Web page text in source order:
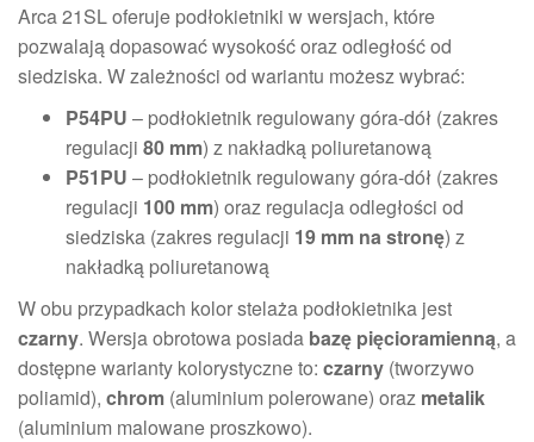
Arca 21SL oferuje podłokietniki w wersjach, które
pozwalają dopasować wysokość oraz odległość od
siedziska. W zależności od wariantu możesz wybrać:
P54PU – podłokietnik regulowany góra-dół (zakres
regulacji 80 mm) z nakładką poliuretanową
P51PU – podłokietnik regulowany góra-dół (zakres
regulacji 100 mm) oraz regulacja odległości od
siedziska (zakres regulacji 19 mm na stronę) z
nakładką poliuretanową
W obu przypadkach kolor stelaża podłokietnika jest
czarny. Wersja obrotowa posiada bazę pięcioramienną, a
dostępne warianty kolorystyczne to: czarny (tworzywo
poliamid), chrom (aluminium polerowane) oraz metalik
(aluminium malowane proszkowo).